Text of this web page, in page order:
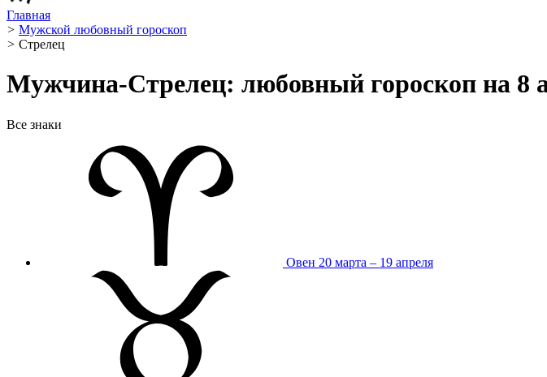
Главная
> Мужской любовный гороскоп
> Стрелец ️
Мужчина-Стрелец: любовный гороскоп на 8
Все знаки
Овен 20 марта – 19 апреля